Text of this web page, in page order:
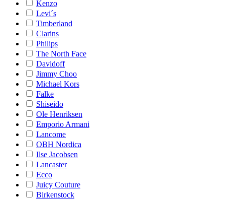
Kenzo
Levi´s
Timberland
Clarins
Philips
The North Face
Davidoff
Jimmy Choo
Michael Kors
Falke
Shiseido
Ole Henriksen
Emporio Armani
Lancome
OBH Nordica
Ilse Jacobsen
Lancaster
Ecco
Juicy Couture
Birkenstock